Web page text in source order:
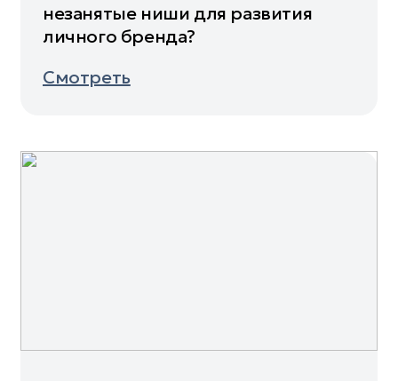
незанятые ниши для развития
личного бренда?
Смотреть